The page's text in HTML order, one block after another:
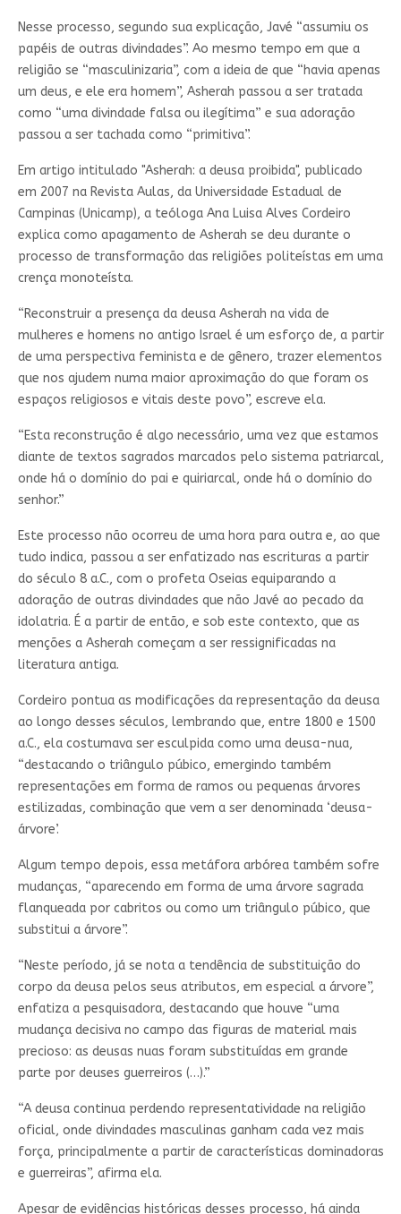
Nesse processo, segundo sua explicação, Javé “assumiu os
papéis de outras divindades”. Ao mesmo tempo em que a
religião se “masculinizaria”, com a ideia de que “havia apenas
um deus, e ele era homem”, Asherah passou a ser tratada
como “uma divindade falsa ou ilegítima” e sua adoração
passou a ser tachada como “primitiva”.
Em artigo intitulado "Asherah: a deusa proibida", publicado
em 2007 na Revista Aulas, da Universidade Estadual de
Campinas (Unicamp), a teóloga Ana Luisa Alves Cordeiro
explica como apagamento de Asherah se deu durante o
processo de transformação das religiões politeístas em uma
crença monoteísta.
“Reconstruir a presença da deusa Asherah na vida de
mulheres e homens no antigo Israel é um esforço de, a partir
de uma perspectiva feminista e de gênero, trazer elementos
que nos ajudem numa maior aproximação do que foram os
espaços religiosos e vitais deste povo”, escreve ela.
“Esta reconstrução é algo necessário, uma vez que estamos
diante de textos sagrados marcados pelo sistema patriarcal,
onde há o domínio do pai e quiriarcal, onde há o domínio do
senhor.”
Este processo não ocorreu de uma hora para outra e, ao que
tudo indica, passou a ser enfatizado nas escrituras a partir
do século 8 a.C., com o profeta Oseias equiparando a
adoração de outras divindades que não Javé ao pecado da
idolatria. É a partir de então, e sob este contexto, que as
menções a Asherah começam a ser ressignificadas na
literatura antiga.
Cordeiro pontua as modificações da representação da deusa
ao longo desses séculos, lembrando que, entre 1800 e 1500
a.C., ela costumava ser esculpida como uma deusa-nua,
“destacando o triângulo púbico, emergindo também
representações em forma de ramos ou pequenas árvores
estilizadas, combinação que vem a ser denominada ‘deusa-
árvore’.
Algum tempo depois, essa metáfora arbórea também sofre
mudanças, “aparecendo em forma de uma árvore sagrada
flanqueada por cabritos ou como um triângulo púbico, que
substitui a árvore”.
“Neste período, já se nota a tendência de substituição do
corpo da deusa pelos seus atributos, em especial a árvore”,
enfatiza a pesquisadora, destacando que houve “uma
mudança decisiva no campo das figuras de material mais
precioso: as deusas nuas foram substituídas em grande
parte por deuses guerreiros (…).”
“A deusa continua perdendo representatividade na religião
oficial, onde divindades masculinas ganham cada vez mais
força, principalmente a partir de características dominadoras
e guerreiras”, afirma ela.
Apesar de evidências históricas desses processo, há ainda